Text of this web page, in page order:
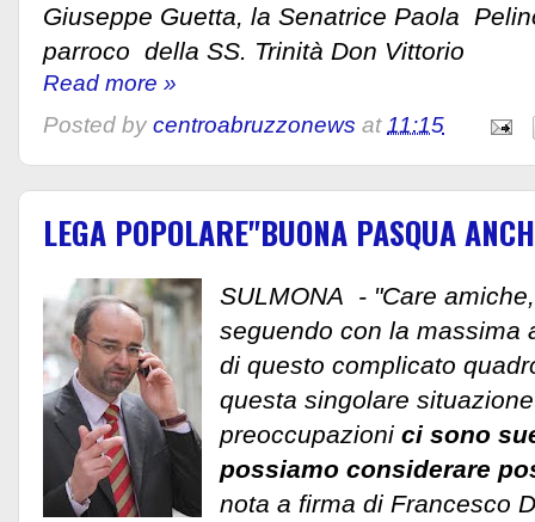
Giuseppe Guetta, la Senatrice Paola
parroco della SS. Trinità Don Vittorio
Read more »
Posted by centroabruzzonews at11:15
LEGA POPOLARE"BUONA PASQUA
SULMONA - "Care
seguendo con la massima
di questo complicato
questa singolare
preoccupazioni ci sono
possiamo considerare
nota a firma di Francesco